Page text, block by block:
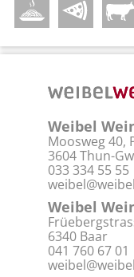
Weibel
Moosweg 40,
3604 Thun-
033 334 55 55
Weibel
6340 Baar
041 760 67 01